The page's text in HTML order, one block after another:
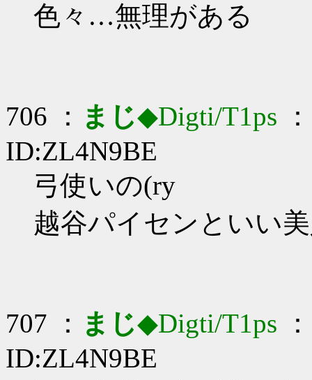
色々…無理がある
706 ： まじ◆Digti/T1ps
ID:ZL4N9BE
弓使いの(ry
越谷パイセンといい
707 ： まじ◆Digti/T1ps
ID:ZL4N9BE